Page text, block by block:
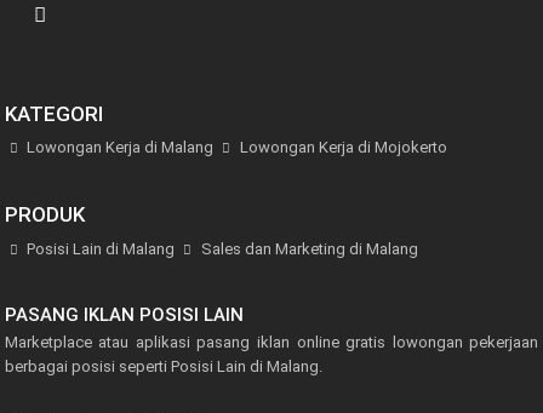
KATEGORI
Lowongan Kerja di Malang Lowongan Kerja di Mojokerto
PRODUK
Posisi Lain di Malang Sales dan Marketing di Malang
PASANG IKLAN POSISI LAIN
Marketplace atau aplikasi pasang iklan online gratis lowongan pekerjaan
berbagai posisi seperti Posisi Lain di Malang.